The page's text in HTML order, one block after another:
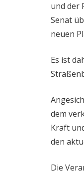
und der
Senat
neuen
Es ist
dem
Kraft
den
Die